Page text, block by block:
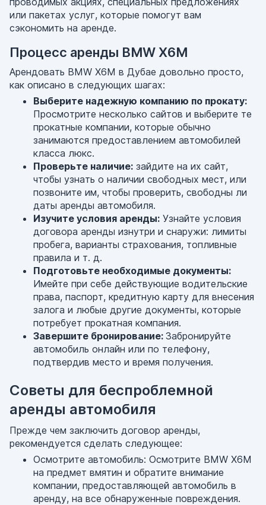
или пакетах услуг, которые помогут вам
сэкономить на аренде.
Процесс аренды BMW X6M
Арендовать BMW X6M в Дубае довольно просто,
как описано в следующих шагах:
Выберите надежную компанию по прокату:
Просмотрите несколько сайтов и выберите те
прокатные компании, которые обычно
занимаются предоставлением автомобилей
класса люкс.
Проверьте наличие: зайдите на их сайт,
чтобы узнать о наличии свободных мест, или
позвоните им, чтобы проверить, свободны ли
даты аренды автомобиля.
Изучите условия аренды: Узнайте условия
договора аренды изнутри и снаружи: лимиты
пробега, варианты страхования, топливные
правила и т. д.
Подготовьте необходимые документы:
Имейте при себе действующие водительские
права, паспорт, кредитную карту для внесения
залога и любые другие документы, которые
потребует прокатная компания.
Завершите бронирование: Забронируйте
автомобиль онлайн или по телефону,
подтвердив место и время получения.
Советы для беспроблемной
аренды автомобиля
Прежде чем заключить договор аренды,
рекомендуется сделать следующее:
Осмотрите автомобиль: Осмотрите BMW X6M
на предмет вмятин и обратите внимание
компании, предоставляющей автомобиль в
аренду, на все обнаруженные повреждения.